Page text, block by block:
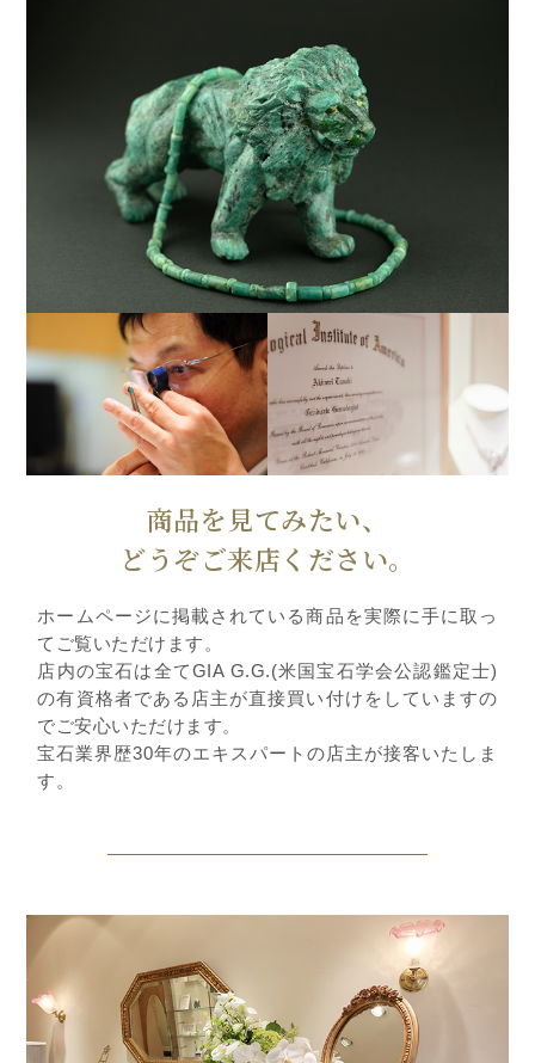
商品を見てみたい、
どうぞご来店ください。
ホームページに掲載されている商品を実際に手に取っ
てご覧いただけます。
店内の宝石は全てGIA G.G.(米国宝石学会公認鑑定士)
の有資格者である店主が直接買い付けをしていますの
でご安心いただけます。
宝石業界歴30年のエキスパートの店主が接客いたしま
す。